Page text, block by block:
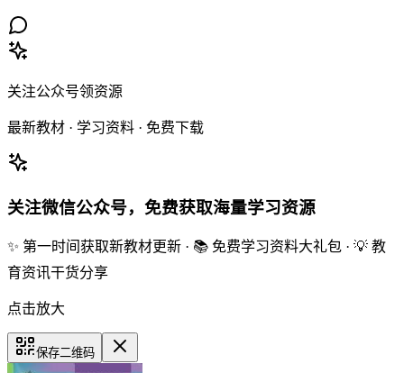
关注公众号领资源
最新教材 · 学习资料 · 免费下载
关注微信公众号，免费获取海量学习资源
✨ 第一时间获取新教材更新 · 📚 免费学习资料大礼包 · 💡 教
育资讯干货分享
点击放大
保存二维码